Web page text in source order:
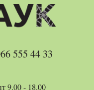
555 44 33
9.00 - 18.00